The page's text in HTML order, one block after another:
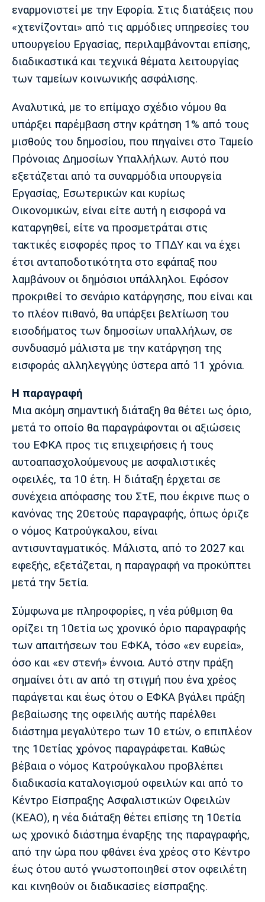
Μονακό
Ερυθρός
Αστέρας
Τότεναμ
Μπενφίκα
εναρμονιστεί με την Εφορία. Στις διατάξεις που
«χτενίζονται» από τις αρμόδιες υπηρεσίες του
υπουργείου Εργασίας, περιλαμβάνονται επίσης,
διαδικαστικά και τεχνικά θέματα λειτουργίας
των ταμείων κοινωνικής ασφάλισης.
Αναλυτικά, με το επίμαχο σχέδιο νόμου θα
υπάρξει παρέμβαση στην κράτηση 1% από τους
μισθούς του δημοσίου, που πηγαίνει στο Ταμείο
Πρόνοιας Δημοσίων Υπαλλήλων. Αυτό που
εξετάζεται από τα συναρμόδια υπουργεία
Εργασίας, Εσωτερικών και κυρίως
Οικονομικών, είναι είτε αυτή η εισφορά να
καταργηθεί, είτε να προσμετράται στις
τακτικές εισφορές προς το ΤΠΔΥ και να έχει
έτσι ανταποδοτικότητα στο εφάπαξ που
λαμβάνουν οι δημόσιοι υπάλληλοι. Εφόσον
προκριθεί το σενάριο κατάργησης, που είναι και
το πλέον πιθανό, θα υπάρξει βελτίωση του
εισοδήματος των δημοσίων υπαλλήλων, σε
συνδυασμό μάλιστα με την κατάργηση της
εισφοράς αλληλεγγύης ύστερα από 11 χρόνια.
Η παραγραφή
Μια ακόμη σημαντική διάταξη θα θέτει ως όριο,
μετά το οποίο θα παραγράφονται οι αξιώσεις
του ΕΦΚΑ προς τις επιχειρήσεις ή τους
αυτοαπασχολούμενους με ασφαλιστικές
οφειλές, τα 10 έτη. Η διάταξη έρχεται σε
συνέχεια απόφασης του ΣτΕ, που έκρινε πως ο
κανόνας της 20ετούς παραγραφής, όπως όριζε
ο νόμος Κατρούγκαλου, είναι
αντισυνταγματικός. Μάλιστα, από το 2027 και
εφεξής, εξετάζεται, η παραγραφή να προκύπτει
μετά την 5ετία.
Σύμφωνα με πληροφορίες, η νέα ρύθμιση θα
ορίζει τη 10ετία ως χρονικό όριο παραγραφής
των απαιτήσεων του ΕΦΚΑ, τόσο «εν ευρεία»,
όσο και «εν στενή» έννοια. Αυτό στην πράξη
σημαίνει ότι αν από τη στιγμή που ένα χρέος
παράγεται και έως ότου ο ΕΦΚΑ βγάλει πράξη
βεβαίωσης της οφειλής αυτής παρέλθει
διάστημα μεγαλύτερο των 10 ετών, ο επιπλέον
της 10ετίας χρόνος παραγράφεται. Καθώς
βέβαια ο νόμος Κατρούγκαλου προβλέπει
διαδικασία καταλογισμού οφειλών και από το
Κέντρο Είσπραξης Ασφαλιστικών Οφειλών
(ΚΕΑΟ), η νέα διάταξη θέτει επίσης τη 10ετία
ως χρονικό διάστημα έναρξης της παραγραφής,
από την ώρα που φθάνει ένα χρέος στο Κέντρο
έως ότου αυτό γνωστοποιηθεί στον οφειλέτη
και κινηθούν οι διαδικασίες είσπραξης.